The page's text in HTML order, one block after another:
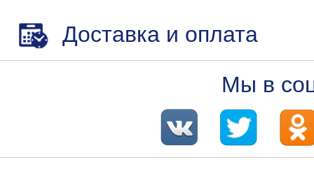
Доставка и оплата
Мы в